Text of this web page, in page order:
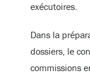
exécutoires.
Dans la
dossiers, le
commissions